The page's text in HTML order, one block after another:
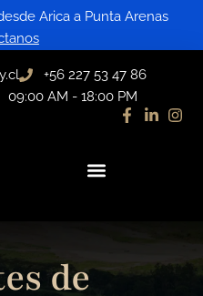
Arica a Punta Arenas
+56 227 53 47 86
09:00 AM - 18:00 PM
de